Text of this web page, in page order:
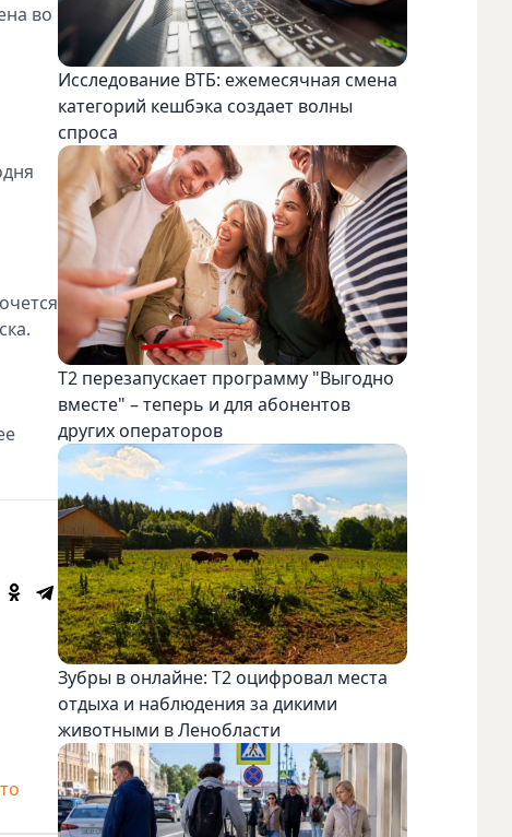
во
Исследование ВТБ: ежемесячная смена
категорий кешбэка создает волны
спроса
Т2 перезапускает программу "Выгодно
вместе" – теперь и для абонентов
других операторов
Зубры в онлайне: Т2 оцифровал места
отдыха и наблюдения за дикими
животными в Ленобласти